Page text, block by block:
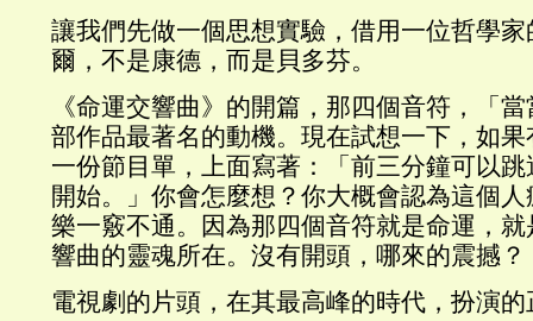
讓我們先做一個思想實驗，借用一位哲學
爾，不是康德，而是貝多芬。
《命運交響曲》的開篇，那四個音符，「
部作品最著名的動機。現在試想一下，如
一份節目單，上面寫著：「前三分鐘可以
開始。」你會怎麼想？你大概會認為這個
樂一竅不通。因為那四個音符就是命運，
響曲的靈魂所在。沒有開頭，哪來的震撼？
電視劇的片頭，在其最高峰的時代，扮演